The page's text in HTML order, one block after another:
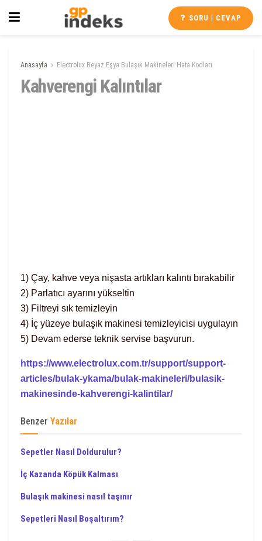
SORU | CEVAP
Anasayfa Electrolux Beyaz Eşya Bulaşık Makineleri Hata Kodları
Kahverengi Kalıntılar
1) Çay, kahve veya nişasta artıkları kalıntı bırakabilir
2) Parlatıcı ayarını yükseltin
3) Filtreyi sık temizleyin
4) İç yüzeye bulaşık makinesi temizleyicisi uygulayın
5) Devam ederse teknik servise başvurun.
https://www.electrolux.com.tr/support/support-
articles/bulak-ykama/bulak-makineleri/bulasik-
makinesinde-kahverengi-kalintilar/
Benzer Yazılar
Sepetler Nasıl Doldurulur?
İç Kazanda Köpük Kalması
Bulaşık makinesi nasıl taşınır
Sepetleri Nasıl Boşaltırım?